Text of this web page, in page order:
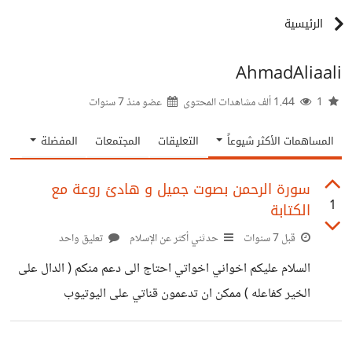
الرئيسية
AhmadAliaali
عضو منذ7 سنوات
المساهمات الأكثر شيوعاً التعليقات المجتمعات المفضلة
1
سورة الرحمن بصوت جميل و هادئ روعة مع
الكتابة
قبل 7 سنوات حدثني أكثر عن الإسلام تعليق واحد
السلام عليكم اخواني اخواتي احتاج الى دعم منكم ( الدال على
الخير كفاعله ) ممكن ان تدعمون قناتي على اليوتيوب
https://www.youtube.com/channel/UC1SC7v8eR